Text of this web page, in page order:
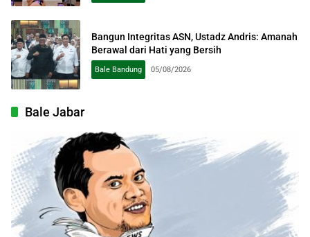
Bangun Integritas ASN, Ustadz Andris: Amanah
Berawal dari Hati yang Bersih
Bale Bandung 05/08/2026
Bale Jabar